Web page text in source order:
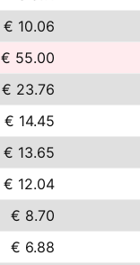
€ 10.06
€ 55.00
€ 23.76
€ 14.45
€ 13.65
€ 12.04
€ 8.70
€ 6.88